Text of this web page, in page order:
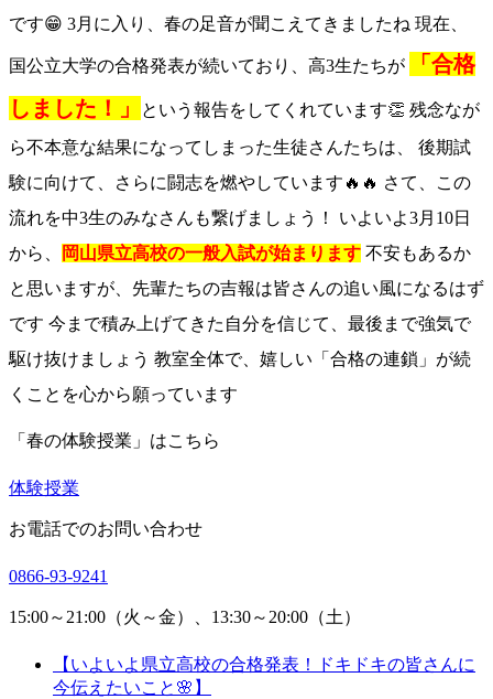
です😁 3月に入り、春の足音が聞こえてきましたね 現在、
国公立大学の合格発表が続いており、高3生たちが
「合格
しました！」
という報告をしてくれています👏 残念なが
ら不本意な結果になってしまった生徒さんたちは、 後期試
験に向けて、さらに闘志を燃やしています🔥🔥 さて、この
流れを中3生のみなさんも繋げましょう！ いよいよ3月10日
から 、 岡山県立高校の一般入試が始まります 不安もあるか
と思いますが、先輩たちの吉報は皆さんの追い風になるはず
です 今まで積み上げてきた自分を信じて、最後まで強気で
駆け抜けましょう 教室全体で、嬉しい「合格の連鎖」が続
くことを心から願っています
「春の体験授業」はこちら
体験授業
お電話でのお問い合わせ
0866-93-9241
15:00～21:00（火～金）、13:30～20:00（土）
【いよいよ県立高校の合格発表！ドキドキの皆さんに
今伝えたいこと🌸】